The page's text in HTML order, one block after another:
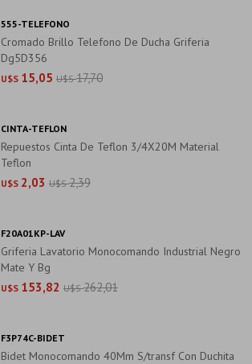
Cromado Brillo Telefono De Ducha Griferia
Dg5D356
U$S 15,05 U$S 17,70
555-TELEFONO
Repuestos Cinta De Teflon 3/4X20M Material
Teflon
U$S 2,03 U$S 2,39
CINTA-TEFLON
Griferia Lavatorio Monocomando Industrial Negro
Mate Y Bg
U$S 153,82 U$S 262,01
F20A01KP-LAV
Bidet Monocomando 40Mm S/transf Con Duchita
F3P74C-BIDET